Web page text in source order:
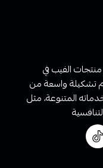
الفيب في
تشكيلة واسعة من
المتنوعة، مثل